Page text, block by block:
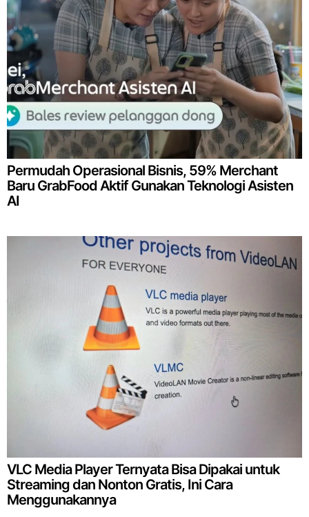
Permudah Operasional Bisnis, 59% Merchant
Baru GrabFood Aktif Gunakan Teknologi Asisten
AI
VLC Media Player Ternyata Bisa Dipakai untuk
Streaming dan Nonton Gratis, Ini Cara
Menggunakannya